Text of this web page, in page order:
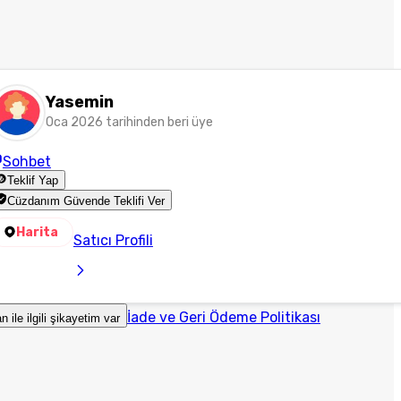
Yasemin
Oca 2026 tarihinden beri üye
Sohbet
Teklif Yap
Cüzdanım Güvende Teklifi Ver
Harita Satıcı Profili
ile ilgili şikayetim var İade ve Geri Ödeme Politikası